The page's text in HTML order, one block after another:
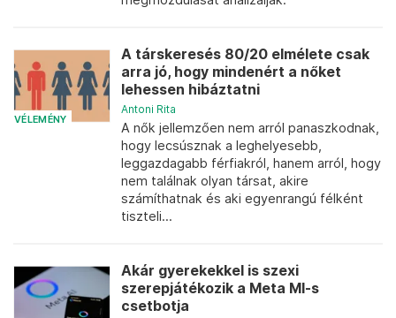
VÉLEMÉNY
A társkeresés 80/20 elmélete csak
arra jó, hogy mindenért a nőket
lehessen hibáztatni
Antoni Rita
A nők jellemzően nem arról panaszkodnak,
hogy lecsúsznak a leghelyesebb,
leggazdagabb férfiakról, hanem arról, hogy
nem találnak olyan társat, akire
számíthatnak és aki egyenrangú félként
tiszteli...
Akár gyerekekkel is szexi
szerepjátékozik a Meta MI-s
csetbotja